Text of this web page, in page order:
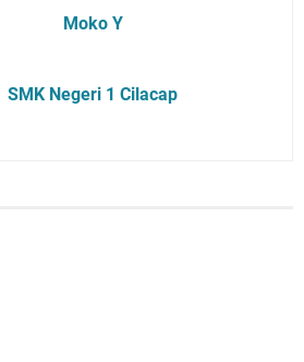
Moko Y
SMK Negeri 1 Cilacap